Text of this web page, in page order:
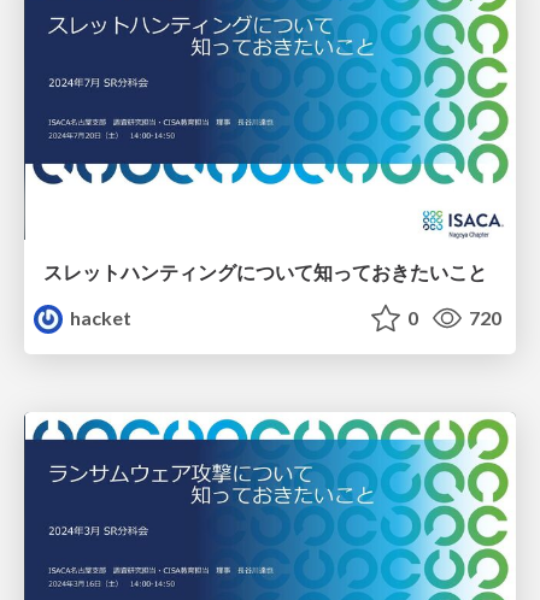
スレットハンティングについて知っておきたいこと
hacket
0 720